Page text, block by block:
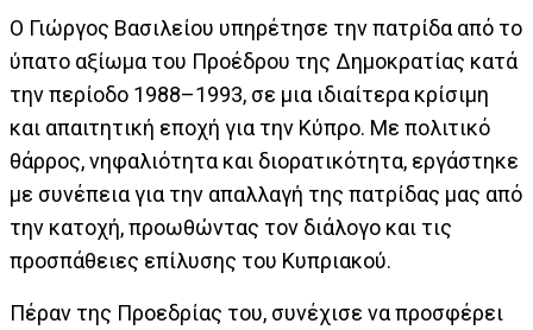
Ο Γιώργος Βασιλείου υπηρέτησε την πατρίδα από το
ύπατο αξίωμα του Προέδρου της Δημοκρατίας κατά
την περίοδο 1988–1993, σε μια ιδιαίτερα κρίσιμη
και απαιτητική εποχή για την Κύπρο. Με πολιτικό
θάρρος, νηφαλιότητα και διορατικότητα, εργάστηκε
με συνέπεια για την απαλλαγή της πατρίδας μας από
την κατοχή, προωθώντας τον διάλογο και τις
προσπάθειες επίλυσης του Κυπριακού.
Πέραν της Προεδρίας του, συνέχισε να προσφέρει